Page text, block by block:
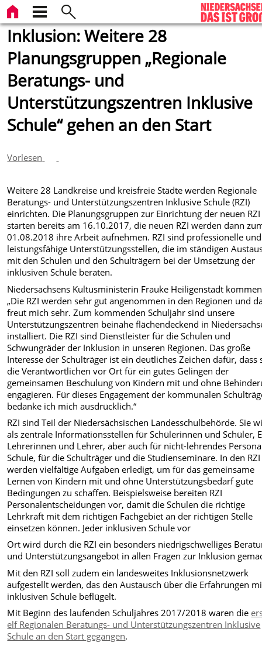
Inklusion: Weitere 28
Planungsgruppen „Regionale
Beratungs- und
Unterstützungszentren Inklusive
Schule“ gehen an den Start
Vorlesen
Weitere 28 Landkreise und kreisfreie Städte werden Regionale
Beratungs- und Unterstützungszentren Inklusive Schule (RZI)
einrichten. Die Planungsgruppen zur Einrichtung der neuen RZI
starten bereits am 16.10.2017, die neuen RZI werden dann
01.08.2018 ihre Arbeit aufnehmen. RZI sind professionelle und
leistungsfähige Unterstützungsstellen, die im ständigen
mit den Schulen und den Schulträgern bei der Umsetzung der
inklusiven Schule beraten.
Niedersachsens Kultusministerin Frauke Heiligenstadt
„Die RZI werden sehr gut angenommen in den Regionen und
freut mich sehr. Zum kommenden Schuljahr sind unsere
Unterstützungszentren beinahe flächendeckend in
installiert. Die RZI sind Dienstleister für die Schulen und
Schwungräder der Inklusion in unseren Regionen. Das große
Interesse der Schulträger ist ein deutliches Zeichen dafür, dass
die Verantwortlichen vor Ort für ein gutes Gelingen der
gemeinsamen Beschulung von Kindern mit und ohne
engagieren. Für dieses Engagement der kommunalen
bedanke ich mich ausdrücklich.“
RZI sind Teil der Niedersächsischen Landesschulbehörde. Sie
als zentrale Informationsstellen für Schülerinnen und Schüler,
Lehrerinnen und Lehrer, aber auch für nicht-lehrendes
Schule, für die Schulträger und die Studienseminare. In den RZI
werden vielfältige Aufgaben erledigt, um für das gemeinsame
Lernen von Kindern mit und ohne Unterstützungsbedarf gute
Bedingungen zu schaffen. Beispielsweise bereiten RZI
Personalentscheidungen vor, damit die Schulen die richtige
Lehrkraft mit dem richtigen Fachgebiet an der richtigen Stelle
einsetzen können. Jeder inklusiven Schule vor
Ort wird durch die RZI ein besonders niedrigschwelliges
und Unterstützungsangebot in allen Fragen zur Inklusion
Mit den RZI soll zudem ein landesweites Inklusionsnetzwerk
aufgestellt werden, das den Austausch über die Erfahrungen
inklusiven Schule beflügelt.
Mit Beginn des laufenden Schuljahres 2017/2018 waren die
elf Regionalen Beratungs- und Unterstützungszentren Inklusive
Schule an den Start gegangen.